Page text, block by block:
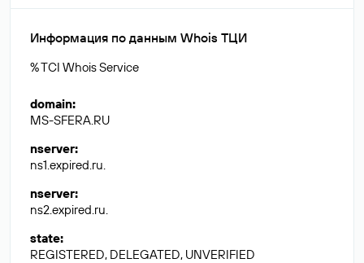
Информация по данным Whois ТЦИ
% TCI Whois Service
domain:
MS-SFERA.RU
nserver:
ns1.expired.ru.
nserver:
ns2.expired.ru.
state:
REGISTERED, DELEGATED, UNVERIFIED